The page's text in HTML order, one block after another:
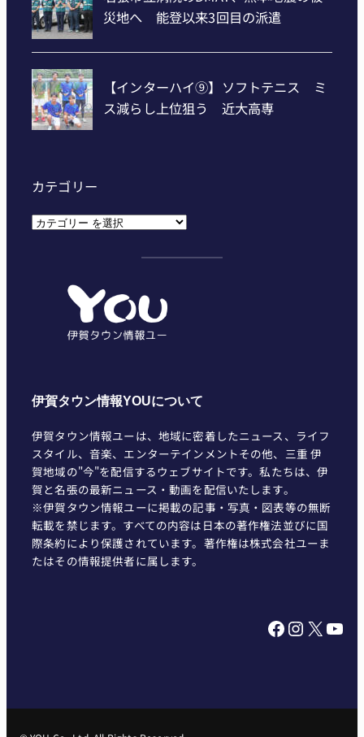
カテゴリー
カ
伊賀タウン情報YOUについて
伊賀タウン情報ユーは、地域に密着したニュース、ライフ
スタイル、音楽、エンターテインメントその他、三重 伊
賀地域の"今"を配信するウェブサイトです。私たちは、伊
賀と名張の最新ニュース・動画を配信いたします。
※伊賀タウン情報ユーに掲載の記事・写真・図表等の無断
転載を禁じます。すべての内容は日本の著作権法並びに国
際条約により保護されています。著作権は株式会社ユーま
たはその情報提供者に属します。
Facebook InstagramX YouTube